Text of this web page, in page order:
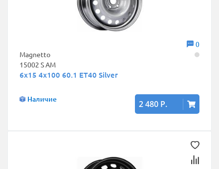
0
Magnetto
15002 S AM
6x15 4x100 60.1 ET40 Silver
Наличие 2 480 Р.